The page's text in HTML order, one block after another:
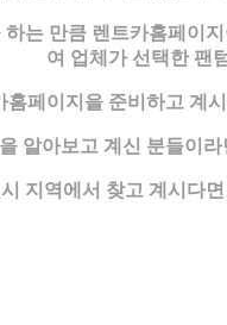
는 만큼 렌트카홈페이
여 업체가 선택한 팬
홈페이지을 준비하고 계
알아보고 계신 분들이
지역에서 찾고 계시다